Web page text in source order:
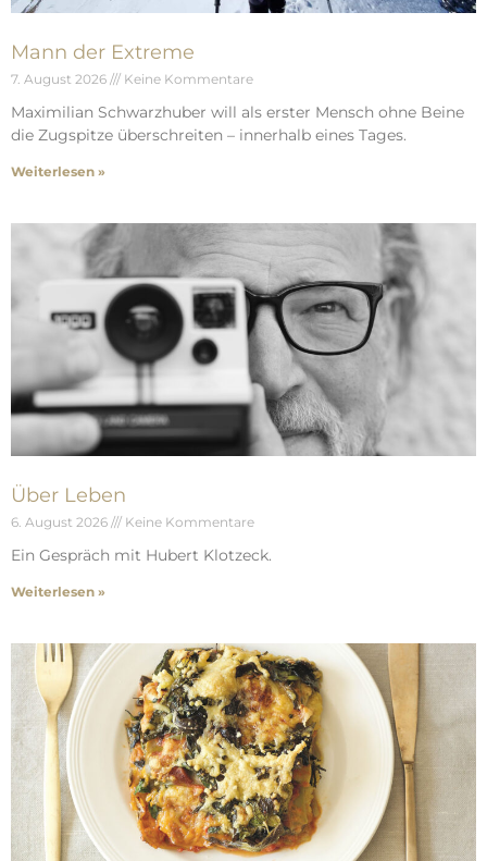
Mann der Extreme
7. August 2026 Keine Kommentare
Maximilian Schwarzhuber will als erster Mensch ohne Beine
die Zugspitze überschreiten – innerhalb eines Tages.
Weiterlesen »
Über Leben
6. August 2026 Keine Kommentare
Ein Gespräch mit Hubert Klotzeck.
Weiterlesen »